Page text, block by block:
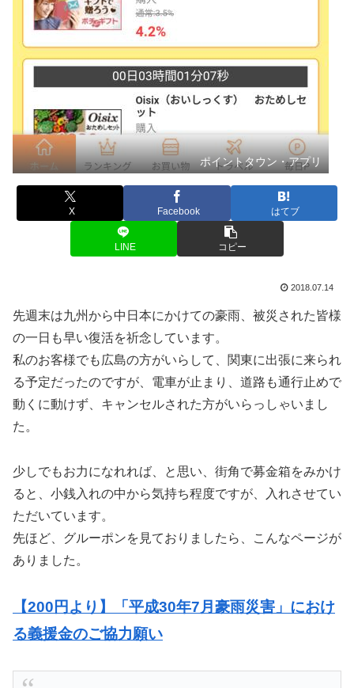
ポイントタウン・アプリ
X Facebook はてブ
LINE コピー
2018.07.14
先週末は九州から中日本にかけての豪雨、被災された皆様
の一日も早い復活を祈念しています。
私のお客様でも広島の方がいらして、関東に出張に来られ
る予定だったのですが、電車が止まり、道路も通行止めで
動くに動けず、キャンセルされた方がいらっしゃいまし
た。
少しでもお力になれれば、と思い、街角で募金箱をみかけ
ると、小銭入れの中から気持ち程度ですが、入れさせてい
ただいています。
先ほど、グルーポンを見ておりましたら、こんなページが
ありました。
【200円より】「平成30年7月豪雨災害」におけ
る義援金のご協力願い